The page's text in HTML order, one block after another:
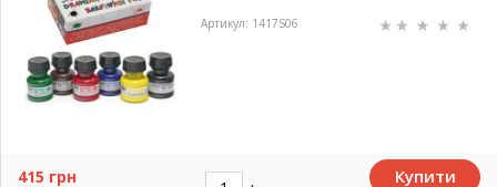
Артикул: 1417S06
415 грн Купити